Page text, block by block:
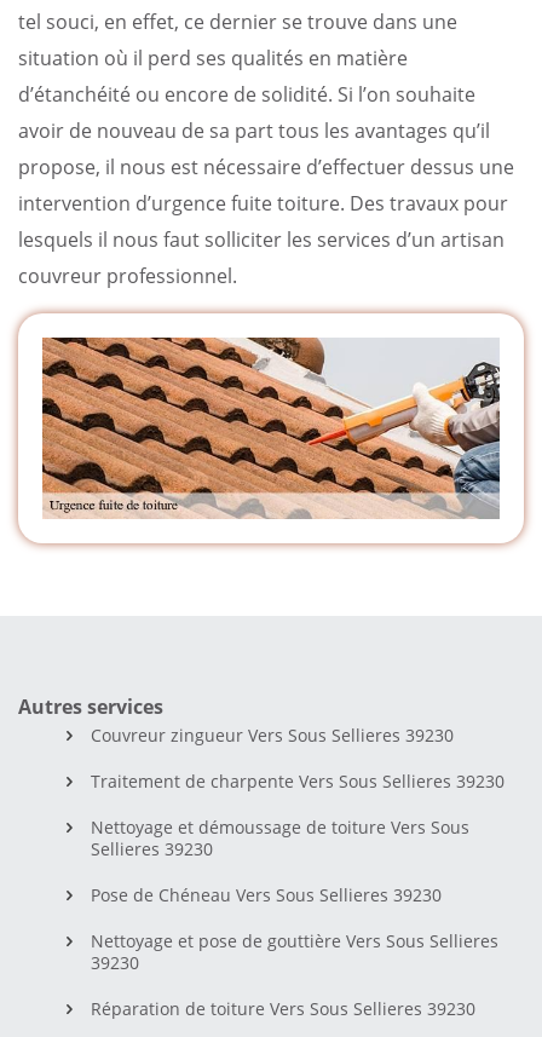
tel souci, en effet, ce dernier se trouve dans une
situation où il perd ses qualités en matière
d’étanchéité ou encore de solidité. Si l’on souhaite
avoir de nouveau de sa part tous les avantages qu’il
propose, il nous est nécessaire d’effectuer dessus une
intervention d’urgence fuite toiture. Des travaux pour
lesquels il nous faut solliciter les services d’un artisan
couvreur professionnel.
Autres services
Couvreur zingueur Vers Sous Sellieres 39230
Traitement de charpente Vers Sous Sellieres 39230
Nettoyage et démoussage de toiture Vers Sous
Sellieres 39230
Pose de Chéneau Vers Sous Sellieres 39230
Nettoyage et pose de gouttière Vers Sous Sellieres
39230
Réparation de toiture Vers Sous Sellieres 39230